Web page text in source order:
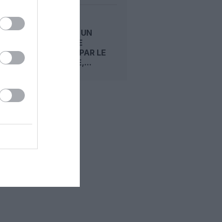
AIRLINES : UN
SEMESTRE
PÉNALISÉ PAR LE
KÉROSÈNE,...